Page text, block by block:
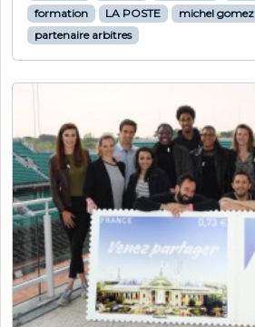
formation
LA POSTE
michel gomez
partenaire arbitres